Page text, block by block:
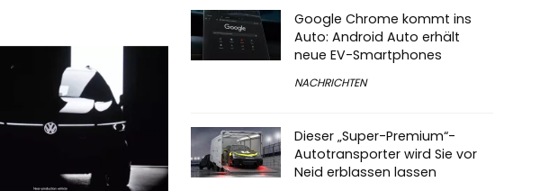
Google Chrome kommt ins
Auto: Android Auto erhält
neue EV-Smartphones
NACHRICHTEN
Dieser „Super-Premium“-
Autotransporter wird Sie vor
Neid erblassen lassen